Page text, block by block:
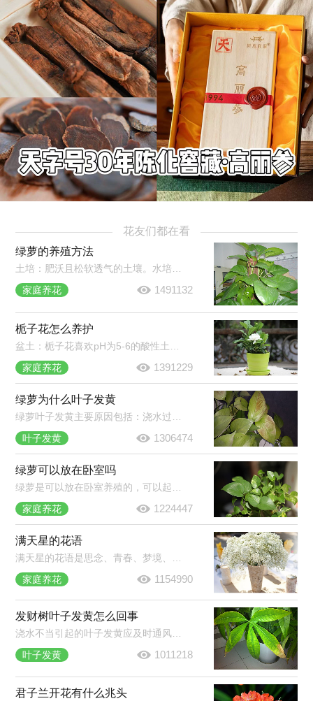
花友们都在看
绿萝的养殖方法
家庭养花
1491132
栀子花怎么养护
家庭养花
1391229
绿萝为什么叶子发黄
叶子发黄
1306474
绿萝可以放在卧室吗
家庭养花
1224447
满天星的花语
家庭养花
1154990
发财树叶子发黄怎么回事
叶子发黄
1011218
君子兰开花有什么兆头